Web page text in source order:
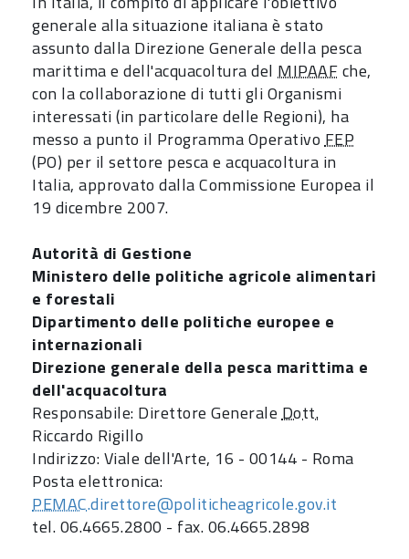
generale alla situazione italiana è stato
assunto dalla Direzione Generale della pesca
marittima e dell'acquacoltura delMIPAAFche,
con la collaborazione di tutti gli Organismi
interessati (in particolare delle Regioni), ha
messo a punto il Programma OperativoFEP
(PO) per il settore pesca e acquacoltura in
Italia, approvato dalla Commissione Europea il
19 dicembre 2007.
Autorità di Gestione
Ministero delle politiche agricole alimentari
e forestali
Dipartimento delle politiche europee e
internazionali
Direzione generale della pesca marittima e
dell'acquacoltura
Responsabile: Direttore GeneraleDott.
Riccardo Rigillo
Indirizzo: Viale dell'Arte, 16 - 00144 - Roma
Posta elettronica:
PEMAC.direttore@politicheagricole.gov.it
tel. 06.4665.2800 - fax. 06.4665.2898